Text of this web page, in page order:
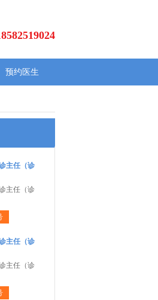
预约医生
主任（诊
主任（诊
主任（诊
主任（诊